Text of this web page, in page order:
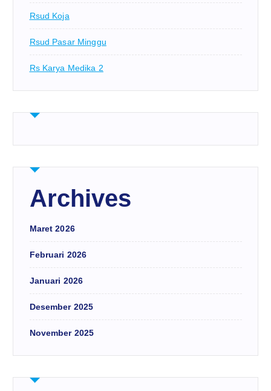
Rsud Koja
Rsud Pasar Minggu
Rs Karya Medika 2
Archives
Maret 2026
Februari 2026
Januari 2026
Desember 2025
November 2025